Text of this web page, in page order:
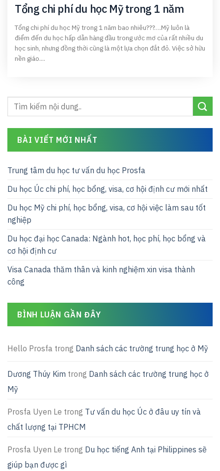
BÀI VIẾT MỚI NHẤT
Trung tâm du học tư vấn du học Prosfa
Du học Úc chi phí, học bổng, visa, cơ hội định cư mới nhất
Du học Mỹ chi phí, học bổng, visa, cơ hội việc làm sau tốt
nghiệp
Du học đại học Canada: Ngành hot, học phí, học bổng và
cơ hội định cư
Visa Canada thăm thân và kinh nghiệm xin visa thành
công
BÌNH LUẬN GẦN ĐÂY
Hello Prosfa trong Danh sách các trường trung học ở Mỹ
Dương Thúy Kim trong Danh sách các trường trung học ở
Mỹ
Prosfa Uyen Le trong Tư vấn du học Úc ở đâu uy tín và
chất lượng tại TPHCM
Prosfa Uyen Le trong Du học tiếng Anh tại Philippines sẽ
giúp bạn được gì
Tổng chi phí du học Mỹ trong 1 năm
Tổng chi phí du học Mỹ trong 1 năm bao nhiêu???….Mỹ luôn là
điểm đến du học hấp dẫn hàng đầu trong ước mơ của rất nhiều du
học sinh, nhưng đồng thời cũng là một lựa chọn đắt đỏ. Việc sở hữu
nền giáo....